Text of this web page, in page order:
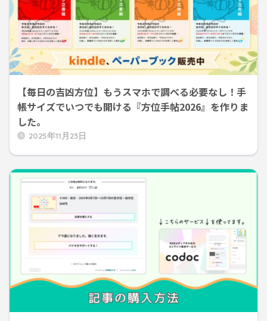
【毎日の吉凶方位】もうスマホで調べる必要なし！手
帳サイズでいつでも開ける『方位手帖2026』を作りま
した。
2025年11月23日